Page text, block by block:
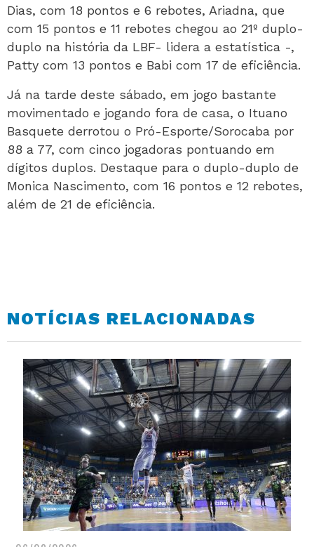
Dias, com 18 pontos e 6 rebotes, Ariadna, que
com 15 pontos e 11 rebotes chegou ao 21º duplo-
duplo na história da LBF- lidera a estatística -,
Patty com 13 pontos e Babi com 17 de eficiência.
Já na tarde deste sábado, em jogo bastante
movimentado e jogando fora de casa, o Ituano
Basquete derrotou o Pró-Esporte/Sorocaba por
88 a 77, com cinco jogadoras pontuando em
dígitos duplos. Destaque para o duplo-duplo de
Monica Nascimento, com 16 pontos e 12 rebotes,
além de 21 de eficiência.
NOTÍCIAS RELACIONADAS